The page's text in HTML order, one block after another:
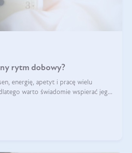
rytm dobowy?
energię, apetyt i pracę wielu
warto świadomie wspierać jego